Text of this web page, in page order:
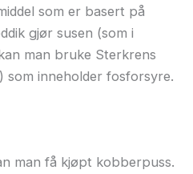
som er basert på
gjør susen (som i
man bruke Sterkrens
som inneholder fosforsyre.
man få kjøpt kobberpuss.